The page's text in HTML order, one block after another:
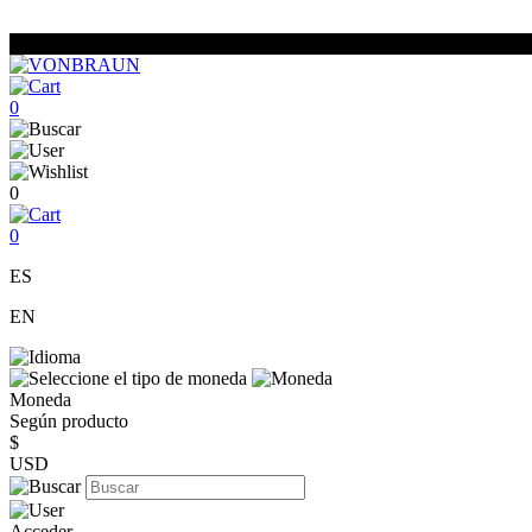
0
0
0
ES
EN
Moneda
Según producto
$
USD